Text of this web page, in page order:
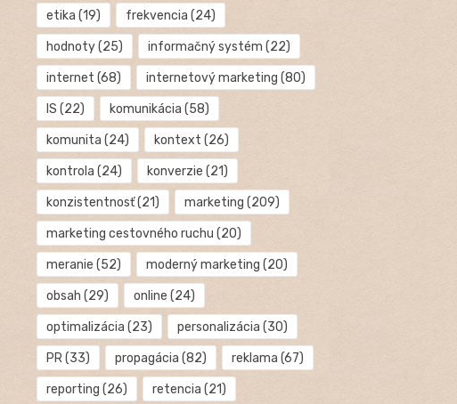
etika (19) frekvencia (24)
hodnoty(25) informačný systém (22)
internet (68) internetový marketing (80)
IS (22) komunikácia (58)
komunita (24) kontext (26)
kontrola (24) konverzie (21)
konzistentnosť(21) marketing (209)
marketing cestovného ruchu (20)
meranie (52) moderný marketing (20)
obsah (29) online (24)
optimalizácia (23) personalizácia (30)
PR(33) propagácia (82) reklama (67)
reporting (26) retencia (21)